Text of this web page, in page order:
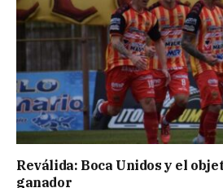
Reválida: Boca Unidos y el
ganador